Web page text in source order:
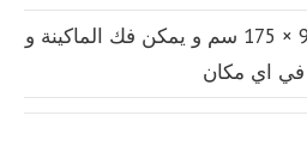
70 × 97 × 175 سم و يمكن فك الماكينة و
في اي مكان